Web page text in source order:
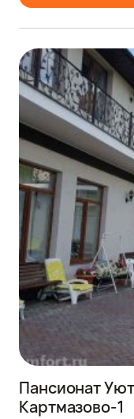
Пансионат
Картмазово-1